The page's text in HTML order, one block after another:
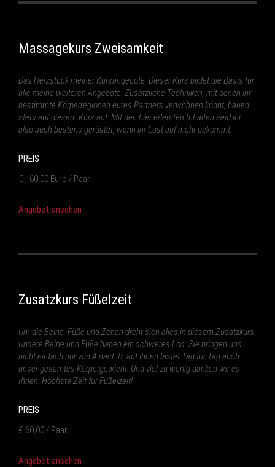
Massagekurs Zweisamkeit
Das Herzstück meiner Kursangebote. Dieser Kurs bildet die Basis für
alle meine weiteren Angebote. Zusätzliche Techniken, mit denen ihr
bestimmte Körperregionen eures Partners verwöhnen könnt, bauen
stets auf diesem Kurs auf. Mit den hier erlernten Inhalten seid ihr
also auch bestens gerüstet, wenn ihr Lust auf mehr bekommt.
PREIS
€ 160,00 Euro / Paar
Angebot ansehen
Zusatzkurs Füßelzeit
Um die Beine, Füße und Zehen dreht sich alles in diesem Zusatzkurs.
Unsere Beine und Füße haben ein schweres Los: Sie bringen uns
nicht einfach nur von A nach B, auf ihnen lastet Tag für Tag auch
unser gesamtes Körpergewicht. Und viel zu wenig danken wir es
Ihnen. Höchste Zeit für Füßelzeit!
PREIS
€ 60,00 / Paar
Angebot ansehen